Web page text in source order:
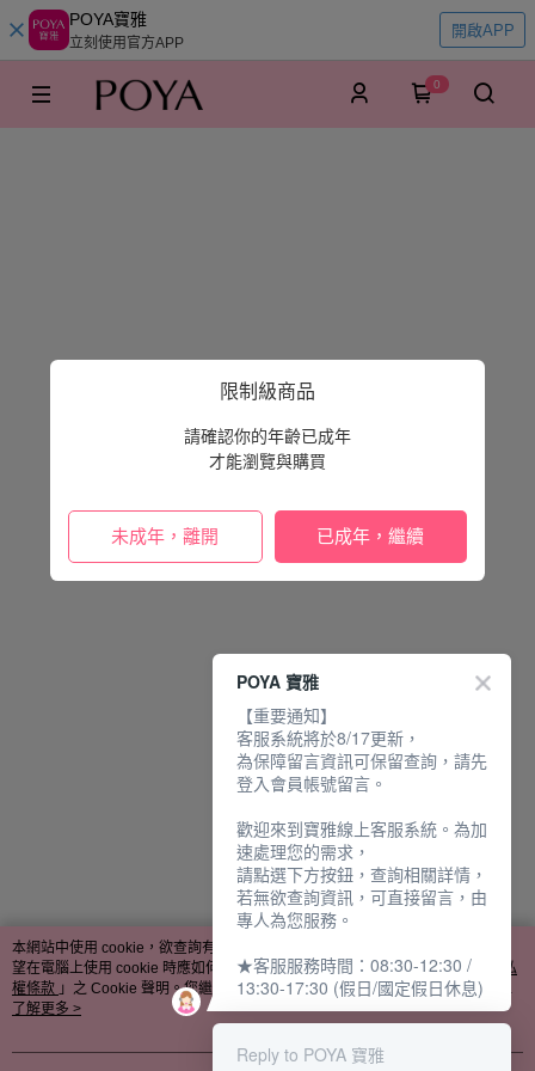
限制級商品
請確認你的年齡已成年
才能瀏覽與購買
未成年，離開 已成年，繼續
POYA寶雅
立刻使用官方APP
開啟APP
0
本網站中使用 cookie，欲查詢有關本網站使用 cookie 方式之詳情，及若您不希
望在電腦上使用 cookie 時應如何變更電腦的 cookie 設定，請參閱本網站「
隱私
權條款 」之 Cookie 聲明。您繼續使用本網站即表示您同意本公司得按本網站使
用條款之 Cookie 聲明使用 cookie。
了解更多 >
POYA 寶雅
【重要通知】
客服系統將於8/17更新，
為保障留言資訊可保留查詢，請先
登入會員帳號留言。
歡迎來到寶雅線上客服系統。為加
速處理您的需求，
請點選下方按鈕，查詢相關詳情，
若無欲查詢資訊，可直接留言，由
專人為您服務。
★客服服務時間：08:30-12:30 /
13:30-17:30 (假日/國定假日休息)
Reply to POYA 寶雅